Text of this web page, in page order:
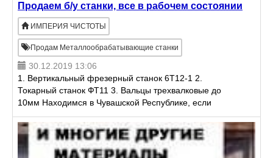
Продаем б/у станки, все в рабочем состоянии
ИМПЕРИЯ ЧИСТОТЫ
Продам Металлообрабатывающие станки
30.12.2019 13:06
1. Вертикальный фрезерный станок 6Т12-1 2.
Токарный станок ФТ11 3. Вальцы трехвалковые до
10мм Находимся в Чувашской Республике, если
заинтересовались звоните тел.89876602210